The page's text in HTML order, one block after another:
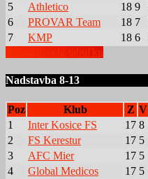
5
Athletico 18 9
6
PROVAR Team 18 7
7
KMP 18 6
Nadstavba 8-13
Poz Klub Z V
1
Inter Kosice FS 17 8
2
FS Kerestur 17 5
3
AFC Mier 17 5
4
Global Medicos 17 5